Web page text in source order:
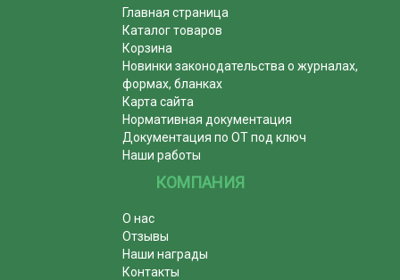
Главная страница
Каталог товаров
Корзина
Новинки законодательства о журналах,
формах, бланках
Карта сайта
Нормативная документация
Документация по ОТ под ключ
Наши работы
КОМПАНИЯ
О нас
Отзывы
Наши награды
Контакты